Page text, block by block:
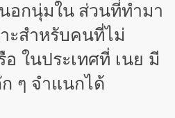
อกนุ่มใน ส่วนที่ทำมา
ะสำหรับคนที่ไม่
ในประเทศที่ เนย มี
ๆ จำแนกได้